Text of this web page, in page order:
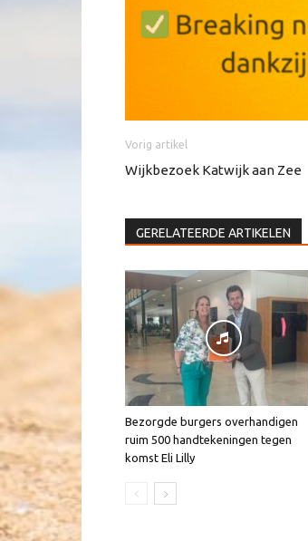
Vorig artikel
Wijkbezoek Katwijk aan Zee
GERELATEERDE ARTIKELEN
Bezorgde burgers overhandigen
ruim 500 handtekeningen tegen
komst Eli Lilly